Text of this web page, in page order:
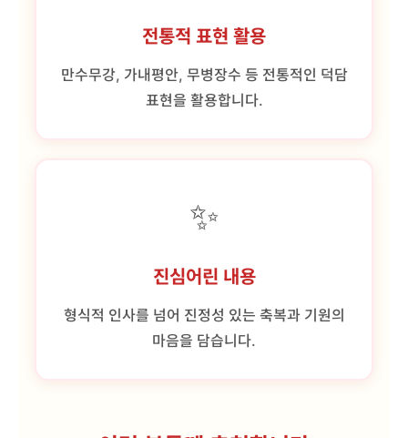
전통적 표현 활용
만수무강, 가내평안, 무병장수 등 전통적인 덕담
표현을 활용합니다.
✨
진심어린 내용
형식적 인사를 넘어 진정성 있는 축복과 기원의
마음을 담습니다.